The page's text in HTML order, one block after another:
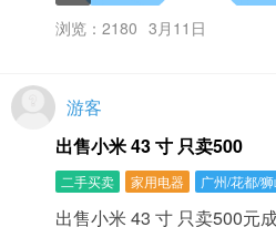
理购买标题加红。一、用
册用户？注册其实很简
要发布信息，在会员中心
或点击右上角的“发布信
改吗？1、用户名是你登
一个唯一标识的用户名
浏览：2180 3月11日
游客
出售小米 43 寸 只卖500
二手买卖 家用电器 广州/花都/
出售小米 43 寸 只卖500元